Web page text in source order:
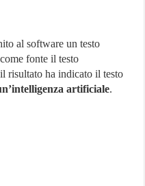
al software un testo
fonte il testo
risultato ha indicato il testo
artificiale.